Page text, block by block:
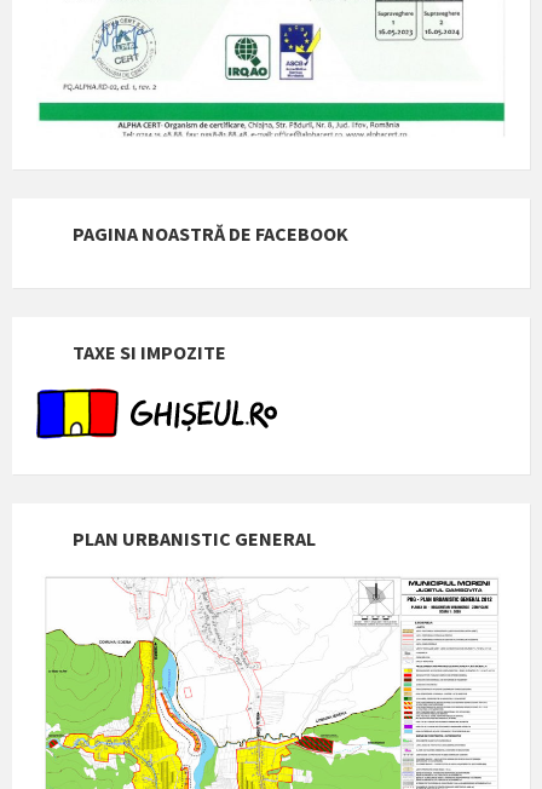
PAGINA NOASTRĂ DE FACEBOOK
TAXE SI IMPOZITE
PLAN URBANISTIC GENERAL